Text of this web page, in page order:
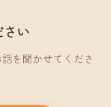
さい
を聞かせてくださ